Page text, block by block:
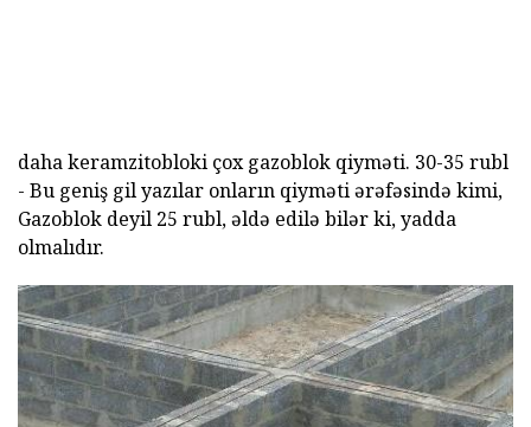
daha keramzitobloki çox gazoblok qiyməti. 30-35 rubl
- Bu geniş gil yazılar onların qiyməti ərəfəsində kimi,
Gazoblok deyil 25 rubl, əldə edilə bilər ki, yadda
olmalıdır.